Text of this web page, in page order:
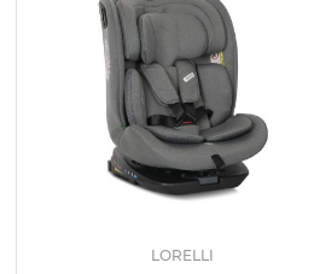
LORELLI